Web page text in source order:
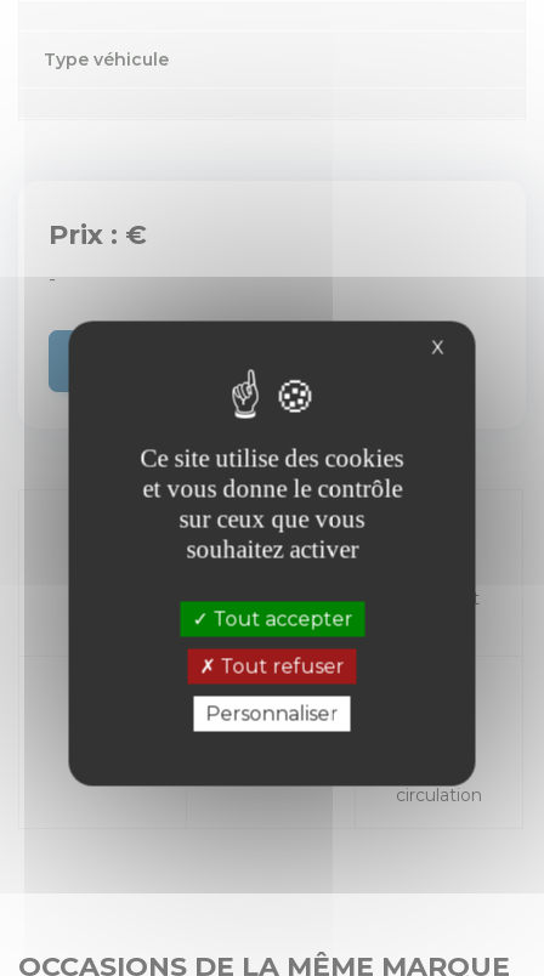
Type véhicule
Prix : €
-
Kilométrage Carburant
circulation
OCCASIONS DE LA MÊME MARQUE
X
Ce site utilise des cookies
et vous donne le contrôle
sur ceux que vous
souhaitez activer
Tout accepter
Tout refuser
Personnaliser